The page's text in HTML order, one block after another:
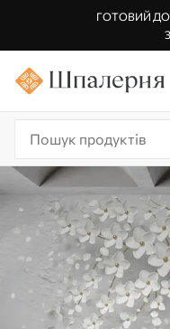
ГОТОВИЙ ДО